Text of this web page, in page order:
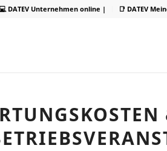
💻 DATEV Unternehmen online | 📑 DATEV